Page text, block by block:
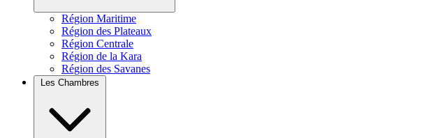
Région Maritime
Région des Plateaux
Région Centrale
Région de la Kara
Région des Savanes